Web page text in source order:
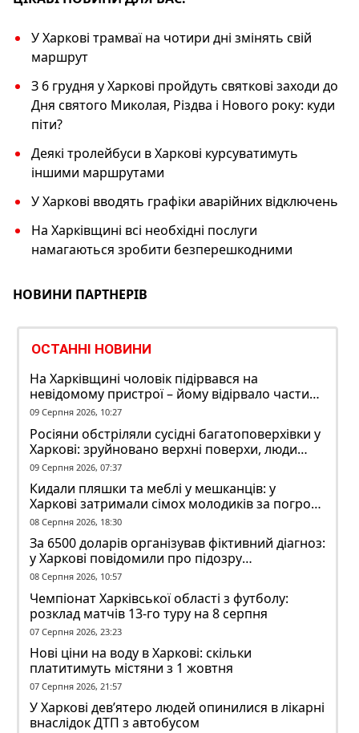
У Харкові трамваї на чотири дні змінять свій
маршрут
З 6 грудня у Харкові пройдуть святкові заходи до
Дня святого Миколая, Різдва і Нового року: куди
піти?
Деякі тролейбуси в Харкові курсуватимуть
іншими маршрутами
У Харкові вводять графіки аварійних відключень
На Харківщині всі необхідні послуги
намагаються зробити безперешкодними
НОВИНИ ПАРТНЕРІВ
ОСТАННІ НОВИНИ
На Харківщині чоловік підірвався на
невідомому пристрої – йому відірвало частину
руки
09 Серпня 2026, 10:27
Росіяни обстріляли сусідні багатоповерхівки у
Харкові: зруйновано верхні поверхи, люди
заблоковані
09 Серпня 2026, 07:37
Кидали пляшки та меблі у мешканців: у
Харкові затримали сімох молодиків за погром
у гуртожитку
08 Серпня 2026, 18:30
За 6500 доларів організував фіктивний діагноз:
у Харкові повідомили про підозру
ексзавідувачу психлікарні
08 Серпня 2026, 10:57
Чемпіонат Харківської області з футболу:
розклад матчів 13-го туру на 8 серпня
07 Серпня 2026, 23:23
Нові ціни на воду в Харкові: скільки
платитимуть містяни з 1 жовтня
07 Серпня 2026, 21:57
У Харкові дев’ятеро людей опинилися в лікарні
внаслідок ДТП з автобусом